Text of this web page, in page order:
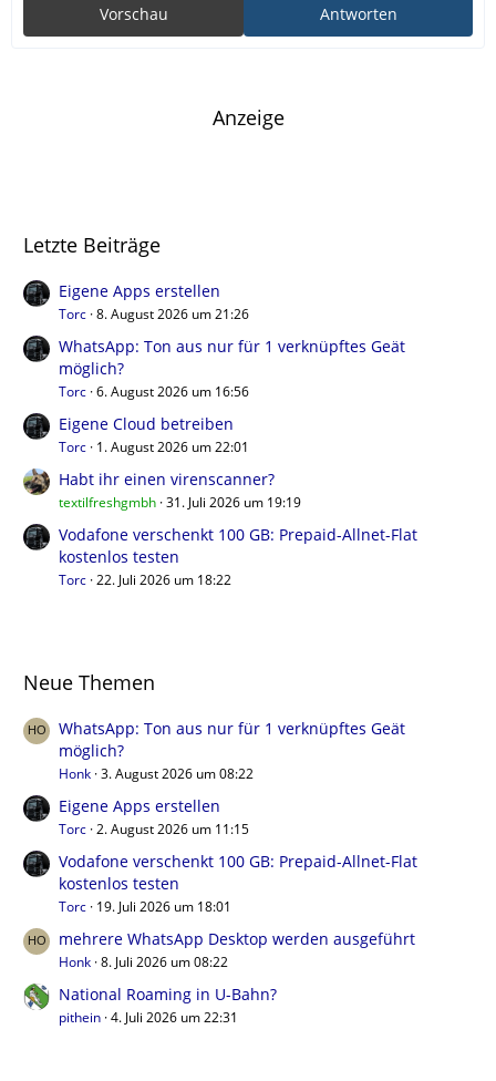
Antworten
Vorschau
Anzeige
Letzte Beiträge
Eigene Apps erstellen
Torc 8. August 2026 um 21:26
WhatsApp: Ton aus nur für 1 verknüpftes Geät
möglich?
Torc 6. August 2026 um 16:56
Eigene Cloud betreiben
Torc 1. August 2026 um 22:01
Habt ihr einen virenscanner?
textilfreshgmbh 31. Juli 2026 um 19:19
Vodafone verschenkt 100 GB: Prepaid-Allnet-Flat
kostenlos testen
Torc 22. Juli 2026 um 18:22
Neue Themen
WhatsApp: Ton aus nur für 1 verknüpftes Geät
möglich?
Honk 3. August 2026 um 08:22
Eigene Apps erstellen
Torc 2. August 2026 um 11:15
Vodafone verschenkt 100 GB: Prepaid-Allnet-Flat
kostenlos testen
Torc 19. Juli 2026 um 18:01
mehrere WhatsApp Desktop werden ausgeführt
Honk 8. Juli 2026 um 08:22
National Roaming in U-Bahn?
pithein 4. Juli 2026 um 22:31